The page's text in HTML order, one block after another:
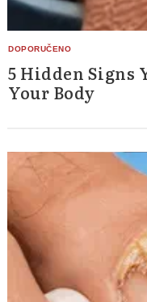
5 Hidden Signs
Your Body